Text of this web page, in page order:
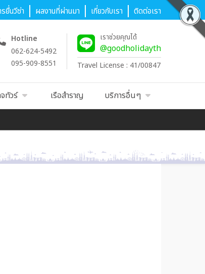
ยื่นวีซ่า ผลงานที่ผ่านมา เกี่ยวกับเรา ติดต่อเรา
Hotline
062-624-5492
095-909-8551
เราช่วยคุณได้
@goodholidayth
Travel License : 41/00847
ทัวร์ เรือสำราญ บริการอื่นๆ